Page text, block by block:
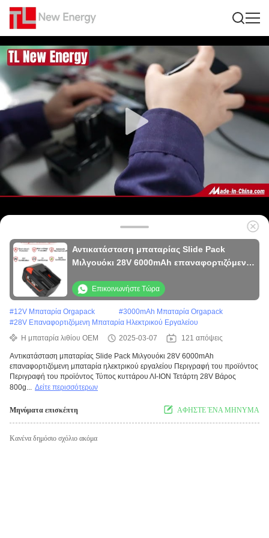
Αντικατάσταση μπαταρίας Slide Pack
Μιλγουόκι 28V 6000mAh επαναφορτιζόμενη
Επικοινωνήστε Τώρα
#12V Μπαταρία Orgapack #3000mAh Μπαταρία Orgapack
#28V Επαναφορτιζόμενη Μπαταρία Ηλεκτρικού Εργαλείου
Η μπαταρία λιθίου OEM
2025-03-07 121 απόψεις
Αντικατάσταση μπαταρίας Slide Pack Μιλγουόκι 28V 6000mAh
επαναφορτιζόμενη μπαταρία ηλεκτρικού εργαλείου Περιγραφή του προϊόντος
Περιγραφή του προϊόντος Τύπος κυττάρου ΛΙ-ΙΟΝ Τετάρτη 28V Βάρος
800g... Δείτε περισσότερων
Μηνύματα επισκέπτη ΑΦΗΣΤΕ ΈΝΑ ΜΗΝΥΜΑ
Κανένα δημόσιο σχόλιο ακόμα